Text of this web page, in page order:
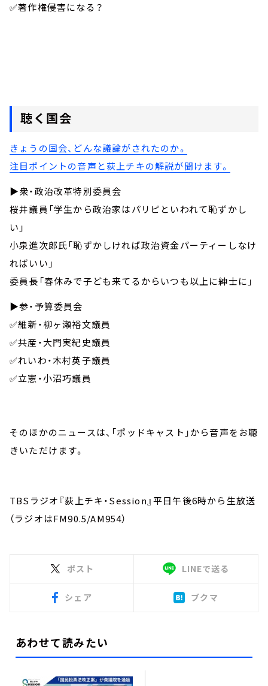
✅著作権侵害になる？
聴く国会
きょうの国会、どんな議論がされたのか。
注目ポイントの音声と荻上チキの解説が聞けます。
▶️衆・政治改革特別委員会
桜井議員「学生から政治家はパリピといわれて恥ずかし
い」
小泉進次郎氏「恥ずかしければ政治資金パーティーしなけ
ればいい」
委員長「春休みで子ども来てるからいつも以上に紳士に」
▶️参・予算委員会
✅維新・柳ヶ瀬裕文議員
✅共産・大門実紀史議員
✅れいわ・木村英子議員
✅立憲・小沼巧議員
そのほかのニュースは、「ポッドキャスト」から音声をお聴
きいただけます。
TBSラジオ『荻上チキ・Session』平日午後6時から生放送
（ラジオはFM90.5/AM954）
ポスト LINEで送る
シェア ブクマ
あわせて読みたい